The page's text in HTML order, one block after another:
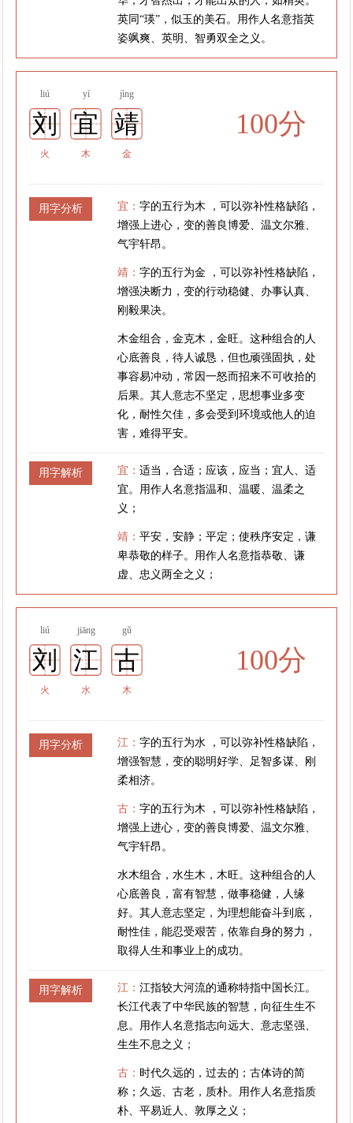
英同“瑛”，似玉的美石。用作人名意指英
姿飒爽、英明、智勇双全之义。
liú yí jìng
刘 宜 靖
火 木 金
100分
用字分析 宜：字的五行为木 ，可以弥补性格缺陷，
增强上进心，变的善良博爱、温文尔雅、
气宇轩昂。
靖：字的五行为金 ，可以弥补性格缺陷，
增强决断力，变的行动稳健、办事认真、
刚毅果决。
木金组合，金克木，金旺。这种组合的人
心底善良，待人诚恳，但也顽强固执，处
事容易冲动，常因一怒而招来不可收拾的
后果。其人意志不坚定，思想事业多变
化，耐性欠佳，多会受到环境或他人的迫
害，难得平安。
用字解析 宜：适当，合适；应该，应当；宜人、适
宜。用作人名意指温和、温暖、温柔之
义；
靖：平安，安静；平定；使秩序安定，谦
卑恭敬的样子。用作人名意指恭敬、谦
虚、忠义两全之义；
liú jiāng gǔ
刘 江 古
火 水 木
100分
用字分析 江：字的五行为水 ，可以弥补性格缺陷，
增强智慧，变的聪明好学、足智多谋、刚
柔相济。
古：字的五行为木 ，可以弥补性格缺陷，
增强上进心，变的善良博爱、温文尔雅、
气宇轩昂。
水木组合，水生木，木旺。这种组合的人
心底善良，富有智慧，做事稳健，人缘
好。其人意志坚定，为理想能奋斗到底，
耐性佳，能忍受艰苦，依靠自身的努力，
取得人生和事业上的成功。
用字解析 江：江指较大河流的通称特指中国长江。
长江代表了中华民族的智慧，向征生生不
息。用作人名意指志向远大、意志坚强、
生生不息之义；
古： 时代久远的，过去的；古体诗的简
称；久远、古老，质朴。用作人名意指质
朴、平易近人、敦厚之义；